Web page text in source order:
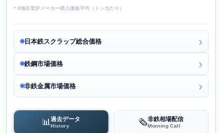
* 3地区電炉メーカー購入価格平均（トン当たり）
日本鉄スクラップ総合価格
鉄鋼市場価格
非鉄金属市場価格
📊過去データ
History 🗞️非鉄相場配信
Morning Call